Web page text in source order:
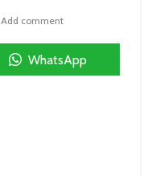
Add comment
WhatsApp